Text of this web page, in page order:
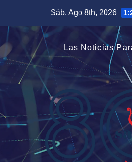
contenido
Sáb. Ago 8th, 2026
Las Noticias